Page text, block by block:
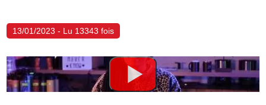
13/01/2023 - Lu 13343 fois